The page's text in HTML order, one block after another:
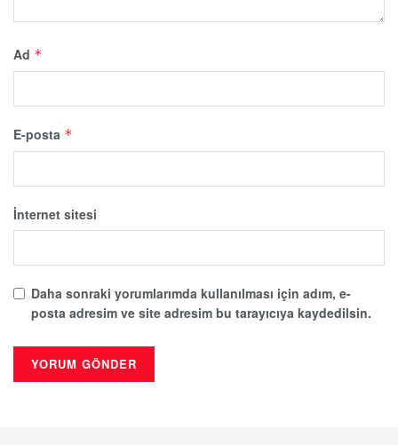
Ad *
E-posta *
İnternet sitesi
Daha sonraki yorumlarımda kullanılması için adım, e-
posta adresim ve site adresim bu tarayıcıya kaydedilsin.